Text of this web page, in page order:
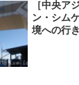
［中央ア
ン・シム
境への行